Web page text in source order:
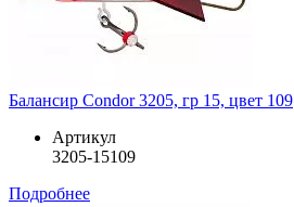
Балансир Condor 3205, гр 15, цвет 109
Артикул
3205-15109
Подробнее